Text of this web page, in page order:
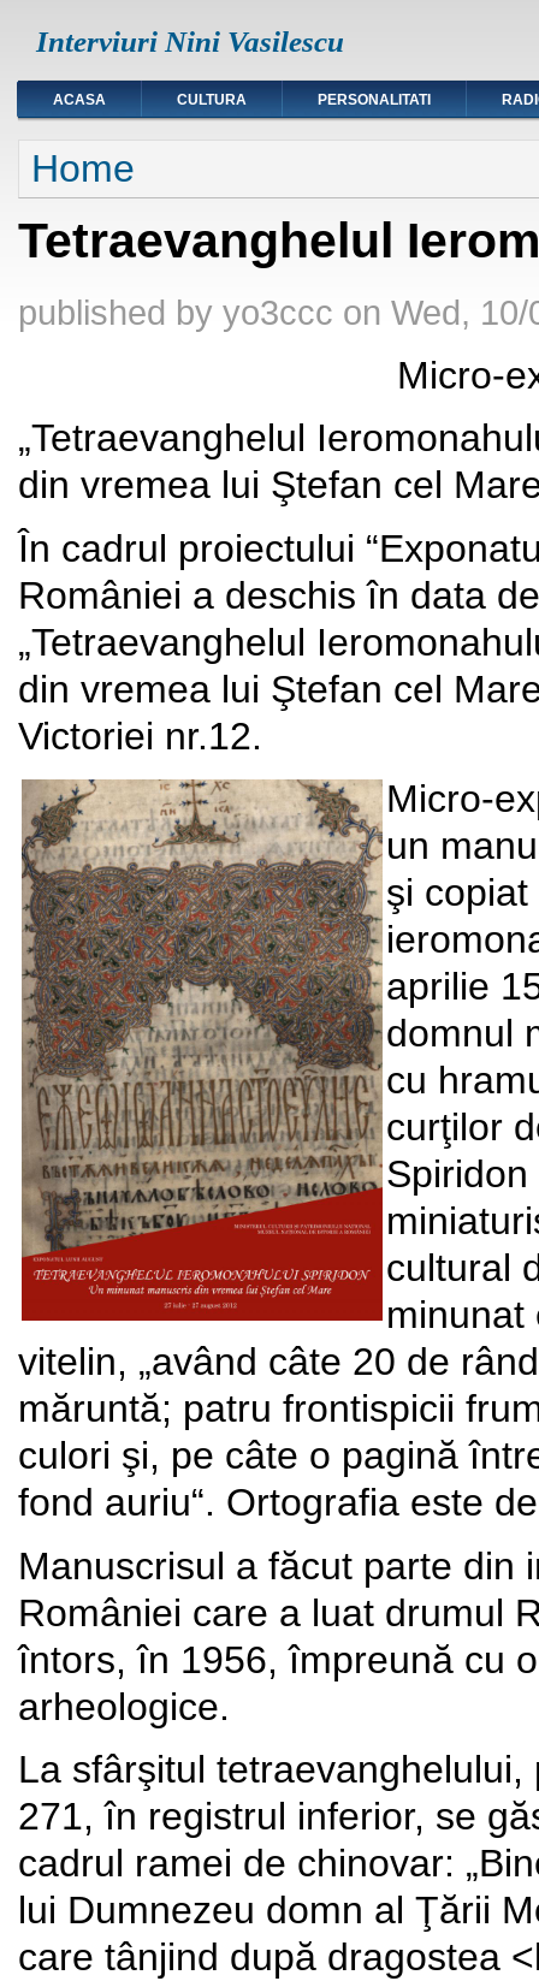
Interviuri Nini Vasilescu
ACASA CULTURA PERSONALITATI
You are here
Home
Tetraevanghelul
published by yo3ccc on Wed,
Micro-
„Tetraevanghelul
din vremea lui Ştefan cel
În cadrul proiectului
României a deschis în data
„Tetraevanghelul
din vremea lui Ştefan cel
Victoriei nr.12.
Micro-
un
şi
aprilie
domnul
cu
curţilor
cultural
minunat
vitelin, „având câte 20 de
măruntă; patru frontispicii
culori şi, pe câte o pagină
fond auriu“. Ortografia este
Manuscrisul a făcut parte din
României care a luat drumul
întors, în 1956, împreună cu
arheologice.
La sfârşitul
271, în registrul inferior, se
cadrul ramei de chinovar:
lui Dumnezeu domn al Ţării
care tânjind după dragostea